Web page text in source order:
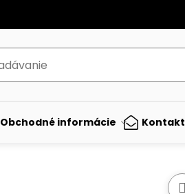
Obchodné informácie Kontakt